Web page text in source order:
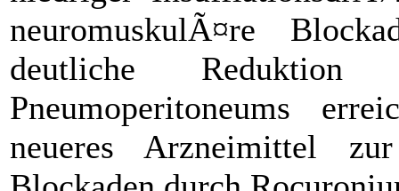
neuromuskulÃ¤re
deutliche Reduktion
Pneumoperitoneums
neueres Arzneimittel